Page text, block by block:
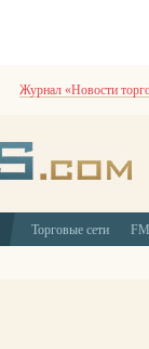
Журнал «Новости
Торговые сети